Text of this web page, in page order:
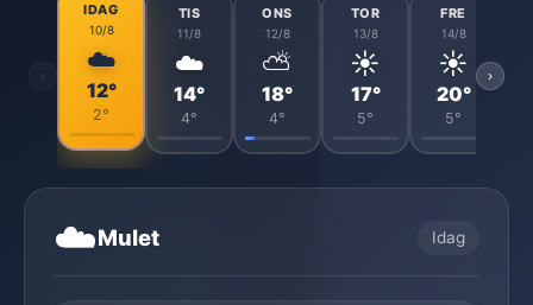
‹
IDAG
10/8
☁️
12°
2°
TIS
11/8
☁️
14°
4°
ONS
12/8
⛅
18°
4°
TOR
13/8
☀️
17°
5°
FRE
14/8
☀️
20°
5°
›
☁️Mulet Idag